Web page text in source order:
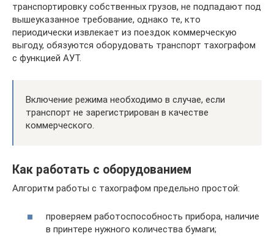
транспортировку собственных грузов, не подпадают под
вышеуказанное требование, однако те, кто
периодически извлекает из поездок коммерческую
выгоду, обязуются оборудовать транспорт тахографом
с функцией АУТ.
Включение режима необходимо в случае, если
транспорт не зарегистрирован в качестве
коммерческого.
Как работать с оборудованием
Алгоритм работы с тахографом предельно простой:
проверяем работоспособность прибора, наличие
в принтере нужного количества бумаги;